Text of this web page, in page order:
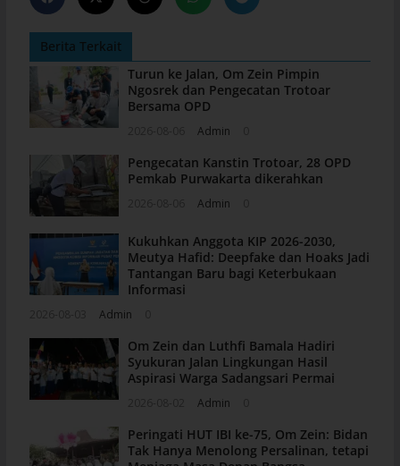
Berita Terkait
Turun ke Jalan, Om Zein Pimpin
Ngosrek dan Pengecatan Trotoar
Bersama OPD
Admin
Pengecatan Kanstin Trotoar, 28 OPD
Pemkab Purwakarta dikerahkan
Admin
Kukuhkan Anggota KIP 2026-2030,
Meutya Hafid: Deepfake dan Hoaks Jadi
Tantangan Baru bagi Keterbukaan
Informasi
Admin
Om Zein dan Luthfi Bamala Hadiri
Syukuran Jalan Lingkungan Hasil
Aspirasi Warga Sadangsari Permai
Admin
Peringati HUT IBI ke-75, Om Zein: Bidan
Tak Hanya Menolong Persalinan, tetapi